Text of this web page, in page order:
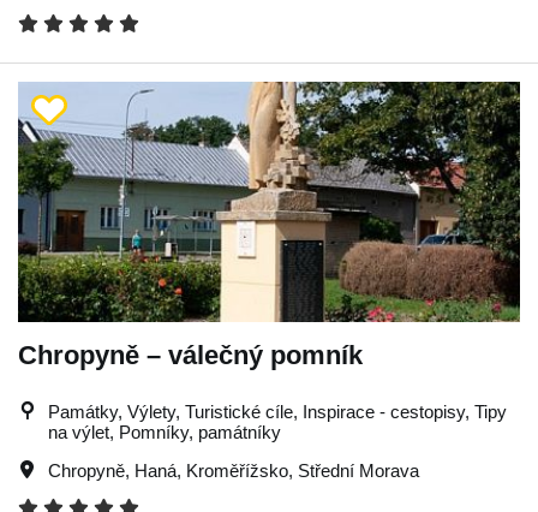
Chropyně – válečný pomník
Památky, Výlety, Turistické cíle, Inspirace - cestopisy, Tipy
na výlet, Pomníky, památníky
Chropyně, Haná, Kroměřížsko, Střední Morava